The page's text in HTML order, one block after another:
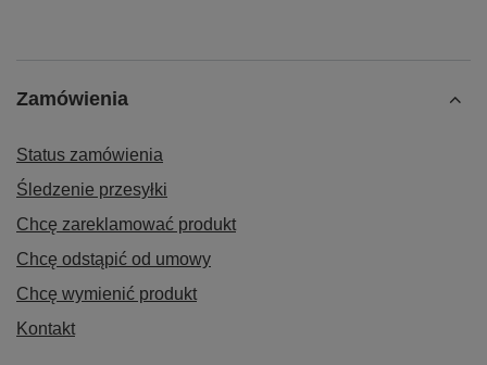
Zamówienia
Status zamówienia
Śledzenie przesyłki
Chcę zareklamować produkt
Chcę odstąpić od umowy
Chcę wymienić produkt
Kontakt